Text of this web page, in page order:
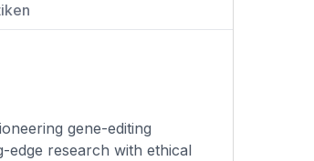
gene-editing
edge research with ethical